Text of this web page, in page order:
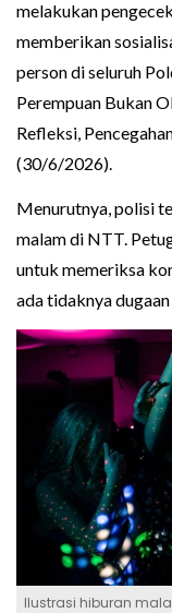
melakukan
memberikan
person di seluruh
Perempuan Bukan
Refleksi,
(30/6/2026).
Menurutnya, polisi
malam di NTT.
untuk memeriksa
ada tidaknya
Ilustrasi hiburan